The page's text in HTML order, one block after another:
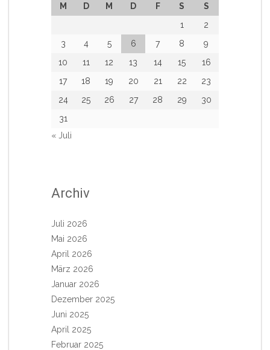
M D M D F S
S
1
2
3
4 5 6 7 8
9
10
11 12 13 14 15
16
17
18 19 20 21 22
23
24
25 26 27 28 29
30
31
« Juli
Archiv
Juli 2026
Mai 2026
April 2026
März 2026
Januar 2026
Dezember 2025
Juni 2025
April 2025
Februar 2025